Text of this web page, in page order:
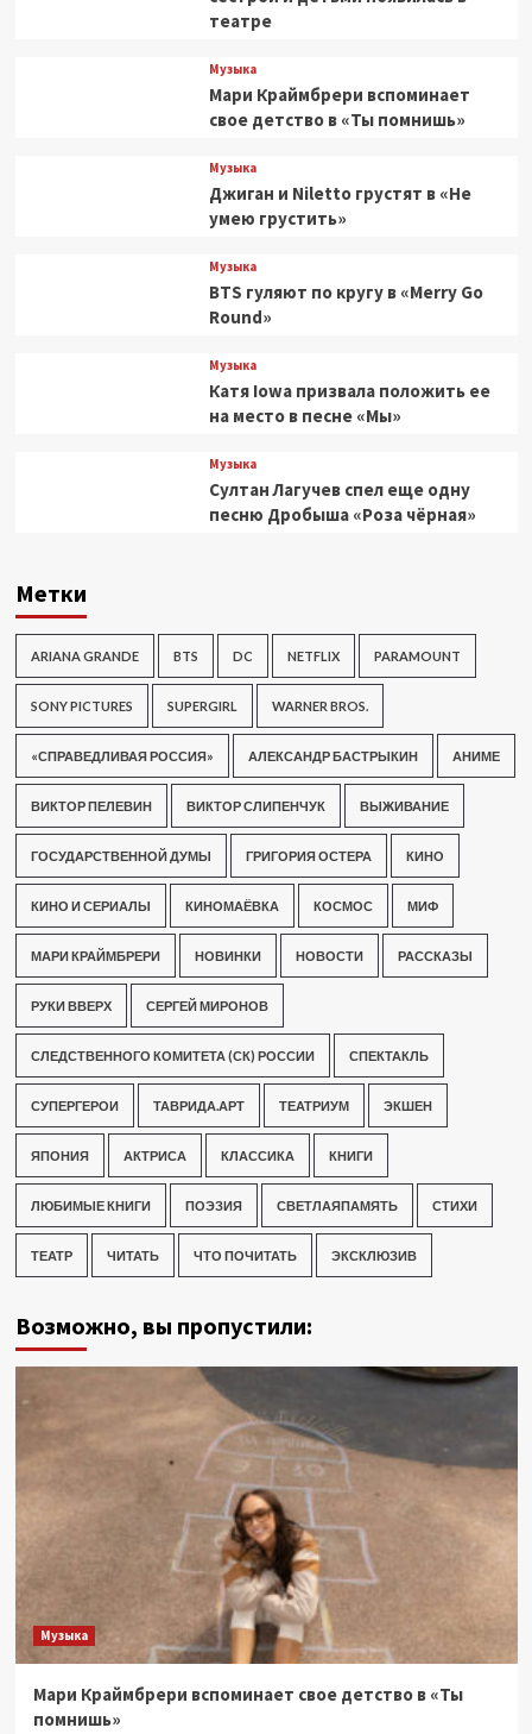
театре
Музыка
Мари Краймбрери вспоминает
свое детство в «Ты помнишь»
Музыка
Джиган и Niletto грустят в «Не
умею грустить»
Музыка
BTS гуляют по кругу в «Merry Go
Round»
Музыка
Катя Iowa призвала положить ее
на место в песне «Мы»
Музыка
Султан Лагучев спел еще одну
песню Дробыша «Роза чёрная»
Метки
ARIANA GRANDE BTS DC NETFLIX PARAMOUNT
SONY PICTURES SUPERGIRL WARNER BROS.
«СПРАВЕДЛИВАЯ РОССИЯ» АЛЕКСАНДР БАСТРЫКИН АНИМЕ
ВИКТОР ПЕЛЕВИН ВИКТОР СЛИПЕНЧУК ВЫЖИВАНИЕ
ГОСУДАРСТВЕННОЙ ДУМЫ ГРИГОРИЯ ОСТЕРА КИНО
КИНО И СЕРИАЛЫ КИНОМАЁВКА КОСМОС МИФ
МАРИ КРАЙМБРЕРИ НОВИНКИ НОВОСТИ РАССКАЗЫ
РУКИ ВВЕРХ СЕРГЕЙ МИРОНОВ
СЛЕДСТВЕННОГО КОМИТЕТА (СК) РОССИИ СПЕКТАКЛЬ
СУПЕРГЕРОИ ТАВРИДА.АРТ ТЕАТРИУМ ЭКШЕН
ЯПОНИЯ АКТРИСА КЛАССИКА КНИГИ
ЛЮБИМЫЕ КНИГИ ПОЭЗИЯ СВЕТЛАЯПАМЯТЬ СТИХИ
ТЕАТР ЧИТАТЬ ЧТО ПОЧИТАТЬ ЭКСКЛЮЗИВ
Возможно, вы пропустили:
Музыка
Мари Краймбрери вспоминает свое детство в «Ты
помнишь»